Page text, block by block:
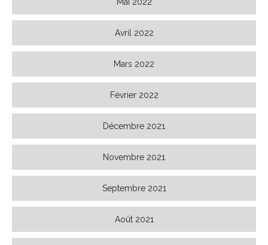
Mai 2022
Avril 2022
Mars 2022
Février 2022
Décembre 2021
Novembre 2021
Septembre 2021
Août 2021